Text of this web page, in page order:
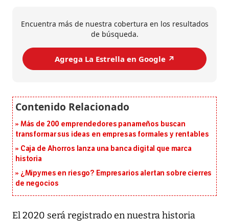
Encuentra más de nuestra cobertura en los resultados
de búsqueda.
Agrega La Estrella en Google ↗️
Más de 200 emprendedores panameños buscan
transformar sus ideas en empresas formales y rentables
Caja de Ahorros lanza una banca digital que marca
historia
¿Mipymes en riesgo? Empresarios alertan sobre cierres
de negocios
El 2020 será registrado en nuestra historia